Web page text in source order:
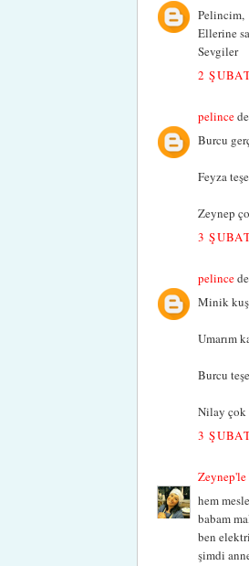
Pelincim,
Ellerine
Sevgiler
2
pelince
Burcu
Feyza
Zeynep
3
pelince
Minik kuş
Umarım
Burcu
Nilay çok
3
hem
babam
ben
şimdi